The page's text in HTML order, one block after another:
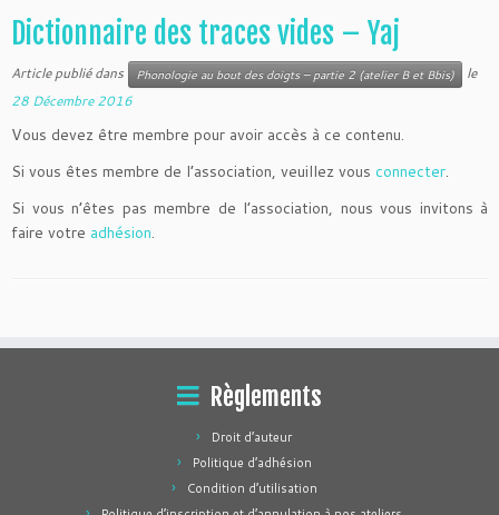
Dictionnaire des traces vides – Yaj
Article publié dans Phonologie au bout des doigts – partie 2 (atelier B et Bbis)
le
28 Décembre 2016
Vous devez être membre pour avoir accès à ce contenu.
Si vous êtes membre de l’association, veuillez vous connecter.
Si vous n’êtes pas membre de l’association, nous vous invitons à
faire votre adhésion.
Règlements
Droit d’auteur
Politique d’adhésion
Condition d’utilisation